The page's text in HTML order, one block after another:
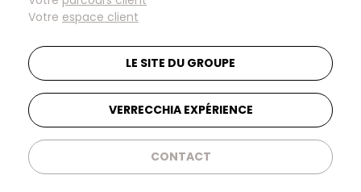
Votre espace client
LE SITE DU GROUPE
VERRECCHIA EXPÉRIENCE
CONTACT